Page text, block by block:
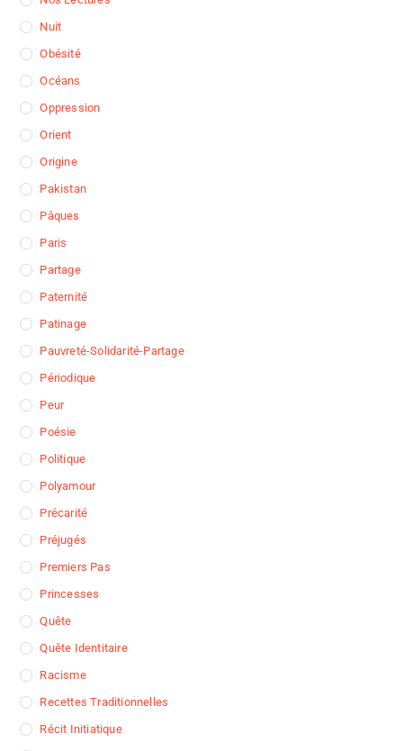
Nuit
Obésité
Océans
Oppression
Orient
Origine
Pakistan
Pâques
Paris
Partage
Paternité
Patinage
Pauvreté-Solidarité-Partage
Périodique
Peur
Poésie
Politique
Polyamour
Précarité
Préjugés
Premiers Pas
Princesses
Quête
Quête Identitaire
Racisme
Recettes Traditionnelles
Récit Initiatique